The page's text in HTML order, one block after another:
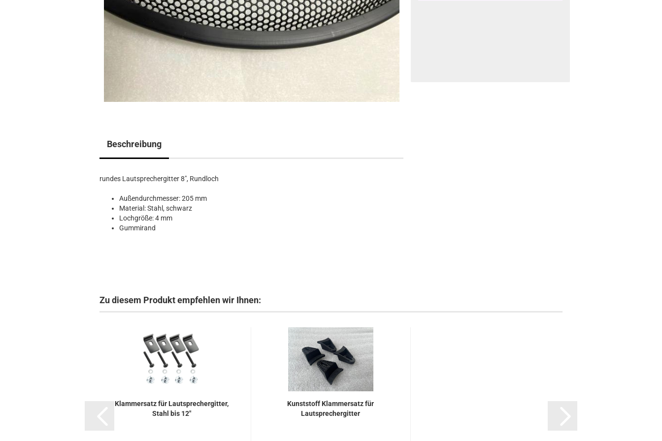
Beschreibung
rundes Lautsprechergitter 8", Rundloch
Außendurchmesser: 205 mm
Material: Stahl, schwarz
Lochgröße: 4 mm
Gummirand
Zu diesem Produkt empfehlen wir Ihnen:
Klammersatz für Lautsprechergitter,
Stahl bis 12"
Kunststoff Klammersatz für
Lautsprechergitter